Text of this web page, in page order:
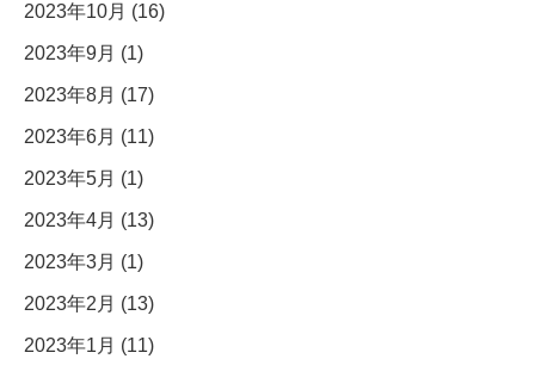
2023年10月 (16)
2023年9月 (1)
2023年8月 (17)
2023年6月 (11)
2023年5月 (1)
2023年4月 (13)
2023年3月 (1)
2023年2月 (13)
2023年1月 (11)